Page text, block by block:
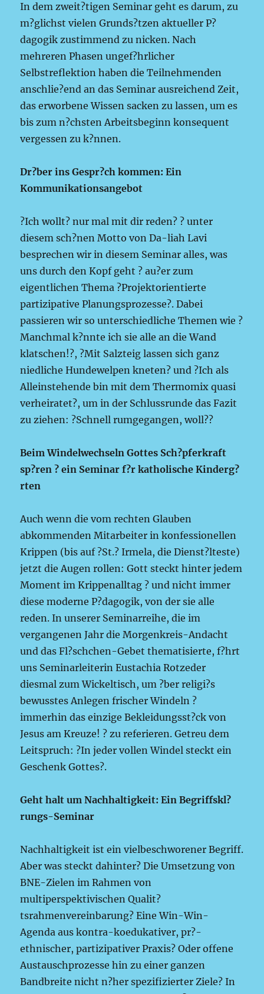
In dem zweit?tigen Seminar geht es darum, zu
m?glichst vielen Grunds?tzen aktueller P?
dagogik zustimmend zu nicken. Nach
mehreren Phasen ungef?hrlicher
Selbstreflektion haben die Teilnehmenden
anschlie?end an das Seminar ausreichend Zeit,
das erworbene Wissen sacken zu lassen, um es
bis zum n?chsten Arbeitsbeginn konsequent
vergessen zu k?nnen.
Dr?ber ins Gespr?ch kommen: Ein
Kommunikationsangebot
?Ich wollt? nur mal mit dir reden? ? unter
diesem sch?nen Motto von Da-liah Lavi
besprechen wir in diesem Seminar alles, was
uns durch den Kopf geht ? au?er zum
eigentlichen Thema ?Projektorientierte
partizipative Planungsprozesse?. Dabei
passieren wir so unterschiedliche Themen wie ?
Manchmal k?nnte ich sie alle an die Wand
klatschen!?, ?Mit Salzteig lassen sich ganz
niedliche Hundewelpen kneten? und ?Ich als
Alleinstehende bin mit dem Thermomix quasi
verheiratet?, um in der Schlussrunde das Fazit
zu ziehen: ?Schnell rumgegangen, woll??
Beim Windelwechseln Gottes Sch?pferkraft
sp?ren ? ein Seminar f?r katholische Kinderg?
rten
Auch wenn die vom rechten Glauben
abkommenden Mitarbeiter in konfessionellen
Krippen (bis auf ?St.? Irmela, die Dienst?lteste)
jetzt die Augen rollen: Gott steckt hinter jedem
Moment im Krippenalltag ? und nicht immer
diese moderne P?dagogik, von der sie alle
reden. In unserer Seminarreihe, die im
vergangenen Jahr die Morgenkreis-Andacht
und das Fl?schchen-Gebet thematisierte, f?hrt
uns Seminarleiterin Eustachia Rotzeder
diesmal zum Wickeltisch, um ?ber religi?s
bewusstes Anlegen frischer Windeln ?
immerhin das einzige Bekleidungsst?ck von
Jesus am Kreuze! ? zu referieren. Getreu dem
Leitspruch: ?In jeder vollen Windel steckt ein
Geschenk Gottes?.
Geht halt um Nachhaltigkeit: Ein Begriffskl?
rungs-Seminar
Nachhaltigkeit ist ein vielbeschworener Begriff.
Aber was steckt dahinter? Die Umsetzung von
BNE-Zielen im Rahmen von
multiperspektivischen Qualit?
tsrahmenvereinbarung? Eine Win-Win-
Agenda aus kontra-koedukativer, pr?-
ethnischer, partizipativer Praxis? Oder offene
Austauschprozesse hin zu einer ganzen
Bandbreite nicht n?her spezifizierter Ziele? In